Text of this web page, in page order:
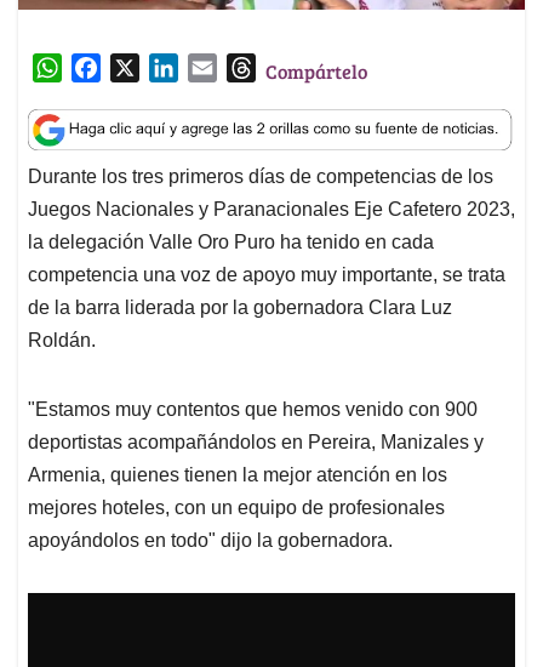
W
a
t
s
A
p
p
c
e
b
o
o
k
n
k
e
d
I
n
a
i
l
T
r
e
a
d
s
Compártelo
Durante los tres primeros días de competencias de los
Juegos Nacionales y Paranacionales Eje Cafetero 2023,
la delegación Valle Oro Puro ha tenido en cada
competencia una voz de apoyo muy importante, se trata
de la barra liderada por la gobernadora Clara Luz
Roldán.
"Estamos muy contentos que hemos venido con 900
deportistas acompañándolos en Pereira, Manizales y
Armenia, quienes tienen la mejor atención en los
mejores hoteles, con un equipo de profesionales
apoyándolos en todo" dijo la gobernadora.